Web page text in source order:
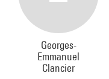
Georges-
Emmanuel
Clancier